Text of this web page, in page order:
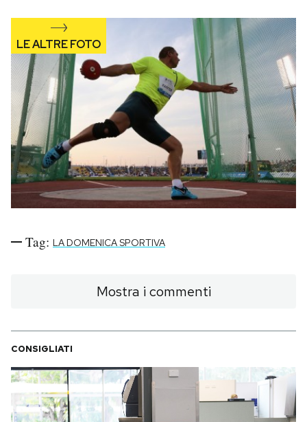
Tag: LA DOMENICA SPORTIVA
Mostra i commenti
CONSIGLIATI